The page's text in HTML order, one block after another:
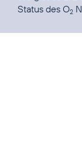
Status des O2